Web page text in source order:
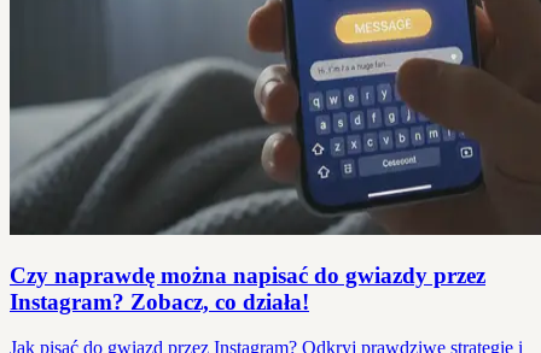
Czy naprawdę można napisać do gwiazdy przez
Instagram? Zobacz, co działa!
Jak pisać do gwiazd przez Instagram? Odkryj prawdziwe strategie i